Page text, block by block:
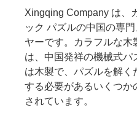
Xingqing Company は、
ック パズルの中国の専
ヤーです。カラフルな木
は、中国発祥の機械式
は木製で、パズルを解
する必要があるいくつか
されています。